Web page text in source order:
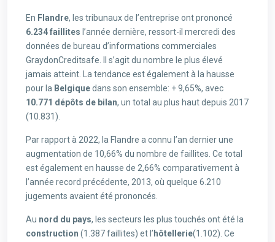
En Flandre, les tribunaux de l’entreprise ont prononcé
6.234 faillites l’année dernière, ressort-il mercredi des
données de bureau d’informations commerciales
GraydonCreditsafe. Il s’agit du nombre le plus élevé
jamais atteint. La tendance est également à la hausse
pour la Belgiquedans son ensemble: + 9,65%, avec
10.771 dépôts de bilan, un total au plus haut depuis 2017
(10.831).
Par rapport à 2022, la Flandre a connu l’an dernier une
augmentation de 10,66% du nombre de faillites. Ce total
est également en hausse de 2,66% comparativement à
l’année record précédente, 2013, où quelque 6.210
jugements avaient été prononcés.
Au nord du pays, les secteurs les plus touchés ont été la
construction (1.387 faillites) et l’ hôtellerie(1.102). Ce